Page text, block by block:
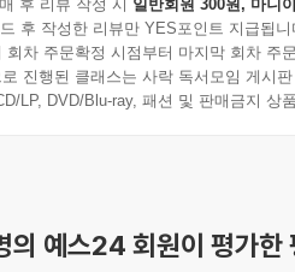
업이기보다 그냥 태어난다는 느낌
박경리의 가장 내밀한 자서전
아낸 진실한 언어들
문학을 지탱하는 불가결한 언어
후 리뷰 작성 시 일반회원 300원, 마니
후 작성한 리뷰만 YES포인트 지급됩니
회차 주문확정 시점부터 마지막 회차 주
진행된 클래스는 사락 독서모임 게시
LP, DVD/Blu-ray, 패션 및 판매금지 상
의 예스24 회원이 평가한